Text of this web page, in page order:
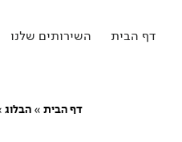
דף הבית השירותים שלנו
דף הבית »הבלוג